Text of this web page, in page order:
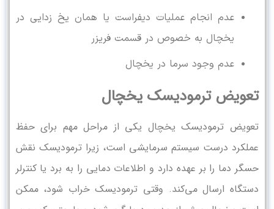
عدم انجام عملیات دیفراست یا همان یخ زدایی در
یخچال به خصوص در قسمت فریزر
عدم وجود سرما در یخچال
تعویض ترمودیسک یخچال
تعویض ترمودیسک یخچال یکی از مراحل مهم برای حفظ
عملکرد درست سیستم سرمایشی است، زیرا ترمودیسک نقش
حسگر دما را بر عهده دارد و اطلاعات دمایی را به برد یا کنترلر
دستگاه ارسال می‌کند. وقتی ترمودیسک خراب شود، ممکن